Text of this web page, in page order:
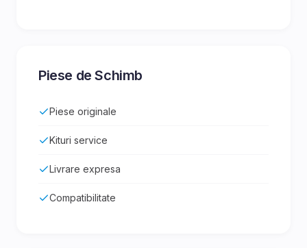
Piese de Schimb
Piese originale
Kituri service
Livrare expresa
Compatibilitate